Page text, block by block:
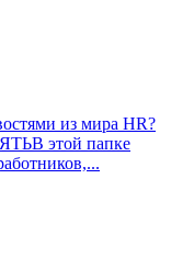
из мира HR?
этой папке